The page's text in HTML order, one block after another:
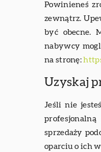
Powinieneś
zewnątrz.
być obecne.
nabywcy
na stronę:
Uzyskaj
Jeśli nie
sprzedaży
oparciu o ich